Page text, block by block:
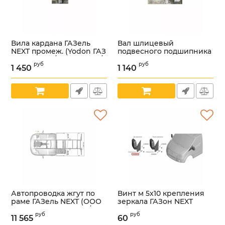
Вила кардана ГАЗель
NEXT промеж. (Yodon ГАЗ
Оригинал) /.2902-06-001/
Артикул: УТ000005599
1 450 руб
Вал шлицевый
подвесного подшипника
ГАЗель NEXT (Yodon ГАЗ
Оригинал) /.2902-10-002/
Артикул: УТ000005600
1 140 руб
Автопроводка жгут по
раме ГАЗель NEXT (ООО
"Автокомплект" ГАЗ) /
А21R32.3724030-12/
11 565 руб
Винт м 5х10 крепления
зеркала ГАЗон NEXT
(Арфаст ГАЗ Оригинал)
/.2180265/
60 руб